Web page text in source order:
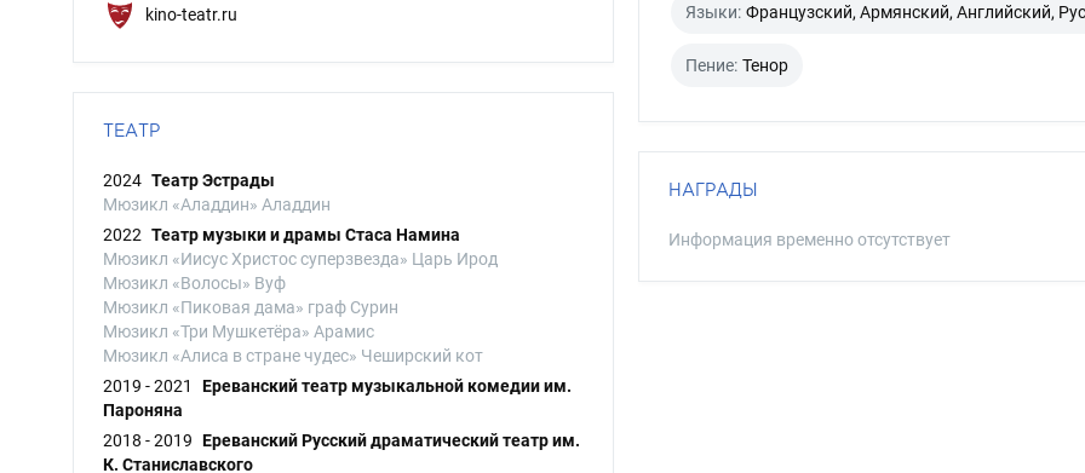
kino-teatr.ru
ТЕАТР
2024 Театр Эстрады
Мюзикл «Аладдин» Аладдин
2022 Театр музыки и драмы Стаса Намина
Мюзикл «Иисус Христос суперзвезда» Царь Ирод
Мюзикл «Волосы» Вуф
Мюзикл «Пиковая дама» граф Сурин
Мюзикл «Три Мушкетёра» Арамис
Мюзикл «Алиса в стране чудес» Чеширский кот
2019 - 2021
Ереванский театр музыкальной комедии им.
Пароняна
2018 - 2019 Ереванский Русский драматический театр им.
К. Станиславского
Языки: Французский, Армянский, Английский,
Пение: Тенор
НАГРАДЫ
Информация временно отсутствует